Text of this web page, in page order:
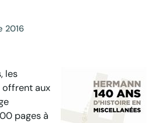
2016
les
offrent aux
pages à